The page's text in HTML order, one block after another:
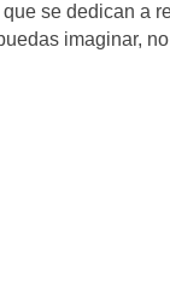
se dedican a
imaginar,